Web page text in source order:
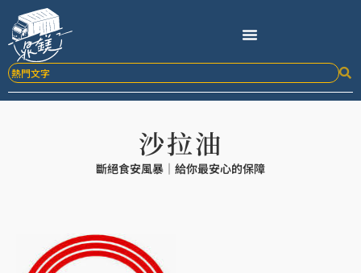
要
內
沙拉油
斷絕食安風暴｜給你最安心的保障